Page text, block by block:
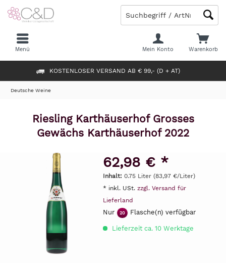
KOSTENLOSER VERSAND AB € 99,- (D + AT)
Warenkorb
Mein Konto
Menü
Deutsche Weine
Riesling Karthäuserhof Grosses
Gewächs Karthäuserhof 2022
62,98 € *
Inhalt: 0.75 Liter (83,97 €/Liter)
* inkl. USt. zzgl. Versand für
Lieferland
Nur 20 Flasche(n) verfügbar
Lieferzeit ca. 10 Werktage